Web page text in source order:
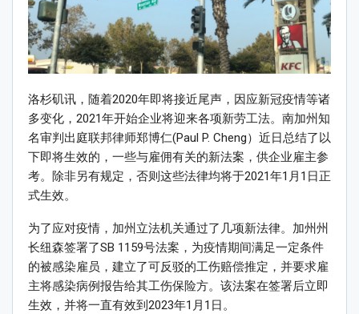
洛杉矶讯，随着2020年即将接近尾声，因应新冠疫情等诸
多变化，2021年开始企业将迎来各项新劳工法。南加州知
名审判出庭联邦律师郑博仁(Paul P. Cheng）近日总结了以
下即将生效的，一些与雇佣有关的新法案，供企业雇主参
考。除非另有规定，否则这些法律均将于2021年1月1日正
式生效。
为了应对疫情，加州立法机关通过了几项新法律。加州州
长纽森签署了SB 1159号法案，为疫情期间满足一定条件
的被感染雇员，建立了可反驳的工伤赔偿推定，并要求雇
主将感染病例报告给其工伤保险方。该法案在签署后立即
生效，并将一直有效到2023年1月1日。